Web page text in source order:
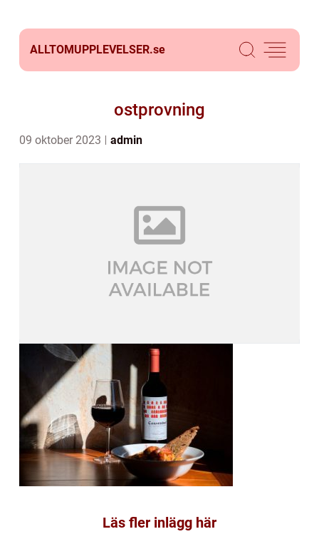
ALLTOMUPPLEVELSER.se
ostprovning
09 oktober 2023 admin
Läs fler inlägg här